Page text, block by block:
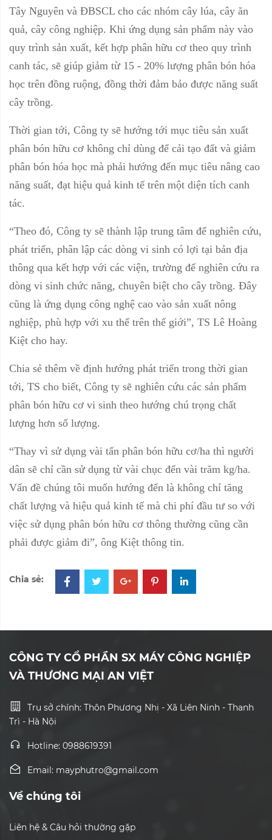
Tây Nguyên và ĐBSCL cho các nhóm cây lúa, cây ăn
quả, cây công nghiệp. Khi ứng dụng sản phẩm này vào
quy trình sản xuất, kết hợp phân hữu cơ theo quy trình
canh tác, sẽ giúp giảm từ 15 - 20% lượng phân bón hóa
học trên đồng ruộng, đồng thời đảm bảo được năng suất
cây trồng.
Thời gian tới, Công ty sẽ hướng tới mục tiêu sản xuất
phân bón hữu cơ không chỉ dùng để cải tạo đất và giảm
phân bón hóa học mà phải hướng đến mục tiêu nâng cao
năng suất, đạt hiệu quả kinh tế trên một diện tích canh
tác.
“Theo đó, Công ty sẽ thành lập trung tâm để nghiên cứu,
phát triển, phân lập các dòng vi sinh có lợi tại bản địa
thông qua kết hợp với các viện, trường để nghiên cứu ra
dòng vi sinh chức năng, chuyên biệt cho cây trồng. Đây
cũng là ứng dụng công nghệ cao vào sản xuất nông
nghiệp, phù hợp với xu thế trên thế giới”, TS Lê Hoàng
Kiệt cho hay.
Chia sẻ thêm về định hướng phát triển trong thời gian
tới, TS cho biết, Công ty sẽ nghiên cứu các sản phẩm
phân bón hữu cơ vi sinh theo hướng chú trọng chất
lượng hơn số lượng.
“Thay vì sử dụng vài tấn phân bón hữu cơ/ha thì người
dân sẽ chỉ cần sử dụng từ vài chục đến vài trăm kg/ha.
Vấn đề chúng tôi muốn hướng đến là không chỉ tăng
chất lượng và hiệu quả kinh tế mà chi phí đầu tư so với
việc sử dụng phân bón hữu cơ thông thường cũng cần
phải được giảm đi”, ông Kiệt thông tin.
Chia sẻ:
CÔNG TY CỔ PHẦN SX MÁY CÔNG NGHIỆP
VÀ THƯƠNG MẠI AN VIỆT
Trụ sở chính: Thôn Phương Nhị - Xã Liên Ninh - Thanh
Trì - Hà Nội
Hotline: 0988619391
Email: mayphutro@gmail.com
Về chúng tôi
Liên hệ & Câu hỏi thường gặp